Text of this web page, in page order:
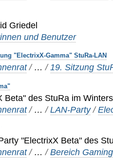
Griedel
und Benutzer
"ElectrixX-Gamma" StuRa-LAN
/ …/19. Sitzung
Beta" des StuRa im
/ …/LAN-Party /
"ElectrixX Beta" des
/ …/Bereich Gaming